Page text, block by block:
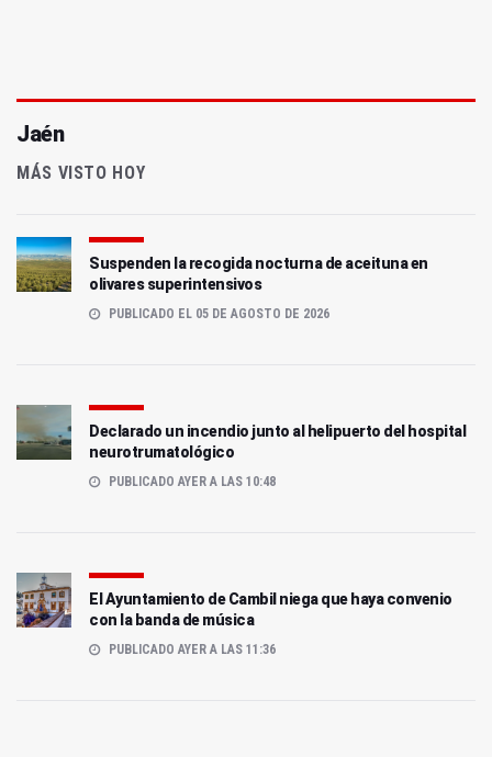
Jaén
MÁS VISTO HOY
Suspenden la recogida nocturna de aceituna en
olivares superintensivos
PUBLICADO EL 05 DE AGOSTO DE 2026
Declarado un incendio junto al helipuerto del hospital
neurotrumatológico
PUBLICADO AYER A LAS 10:48
El Ayuntamiento de Cambil niega que haya convenio
con la banda de música
PUBLICADO AYER A LAS 11:36